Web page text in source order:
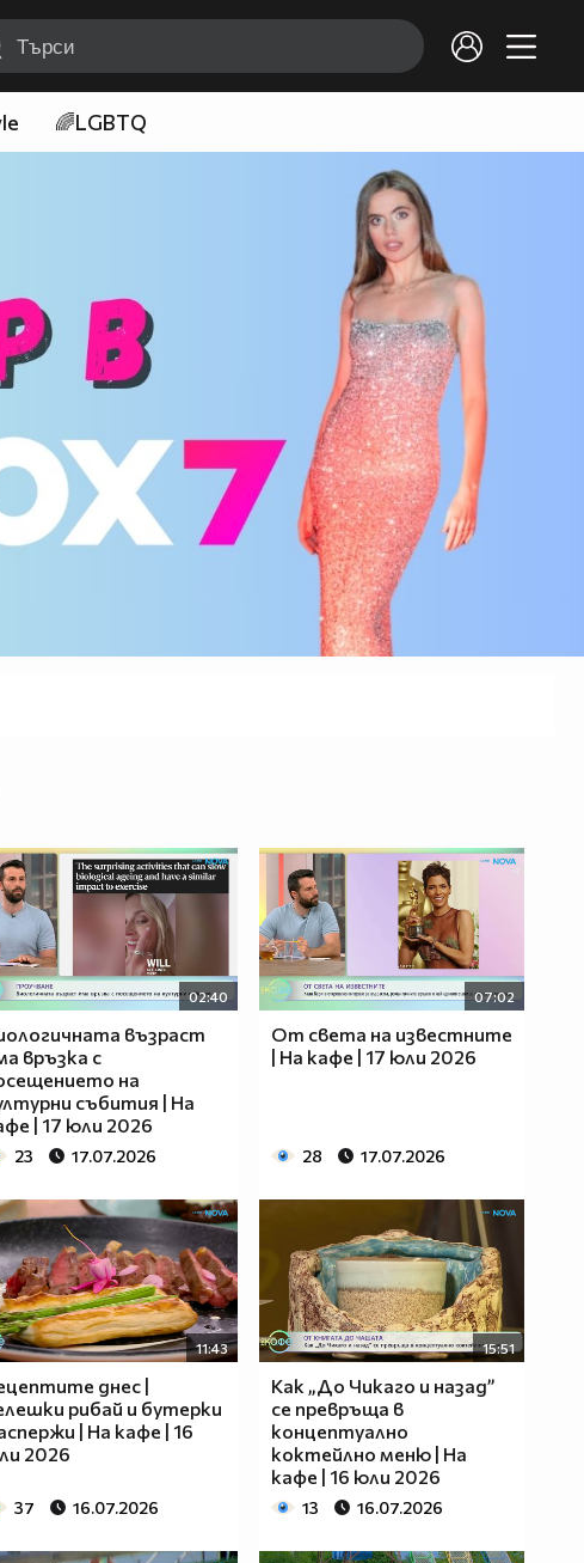
🌈LGBTQ
02:40
възраст
връзка с
на
събития | На
| 17 юли 2026
23 17.07.2026
07:02
От света на известните
| На кафе | 17 юли 2026
28 17.07.2026
11:43
днес |
рибай и бутерки
| На кафе | 16
2026
37 16.07.2026
15:51
Как „До Чикаго и назад”
се превръща в
концептуално
коктейлно меню | На
кафе | 16 юли 2026
13 16.07.2026